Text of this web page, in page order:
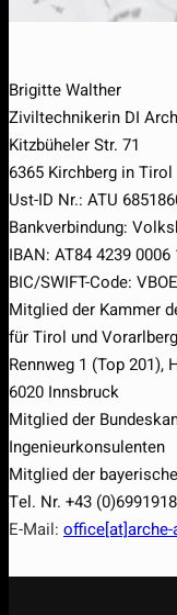
Brigitte Walther
Ziviltechnikerin DI
Kitzbüheler Str. 71
6365 Kirchberg in Tirol
Ust-ID Nr.: ATU
Bankverbindung:
IBAN: AT84 4239 0006
BIC/SWIFT-Code:
Mitglied der Kammer
für Tirol und Vorarlberg
Rennweg 1 (Top 201),
6020 Innsbruck
Mitglied der
Ingenieurkonsulenten
Mitglied der
Tel. Nr. +43
E-Mail: